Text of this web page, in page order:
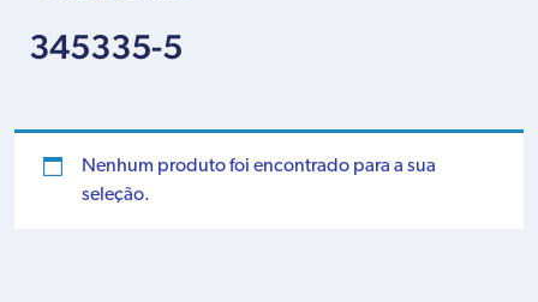
345335-5
Nenhum produto foi encontrado para a sua
seleção.